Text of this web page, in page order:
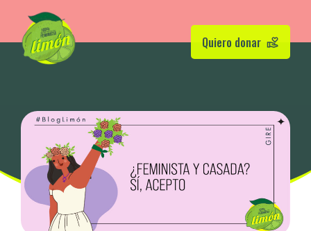
Quiero donar